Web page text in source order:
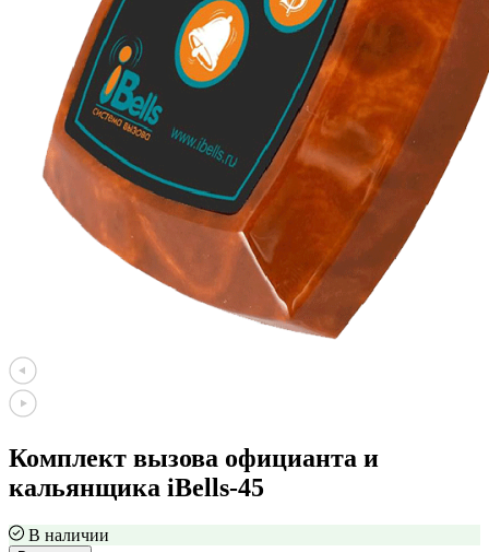
Комплект вызова официанта и
кальянщика iBells-45
В наличии